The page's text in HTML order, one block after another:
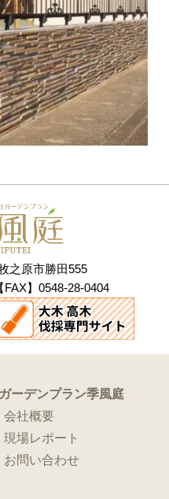
之原市勝田555
FAX】0548-28-0404
ガーデンプラン季風庭
会社概要
現場レポート
お問い合わせ